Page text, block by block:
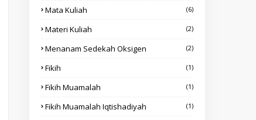
Mata Kuliah (6)
Materi Kuliah (2)
Menanam Sedekah Oksigen (2)
Fikih (1)
Fikih Muamalah (1)
Fikih Muamalah Iqtishadiyah (1)